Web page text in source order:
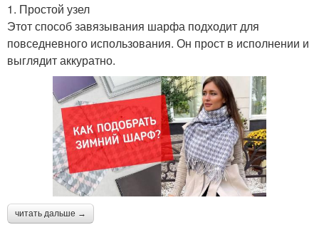
1. Простой узел
Этот способ завязывания шарфа подходит для
повседневного использования. Он прост в исполнении и
выглядит аккуратно.
читать дальше →